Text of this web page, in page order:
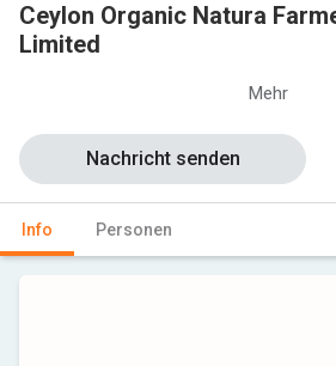
Ceylon Organic Natura
Limited
Mehr
Info Personen
Nachricht senden